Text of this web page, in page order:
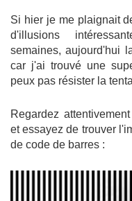
Si hier je me plaignait
d'illusions
semaines, aujourd'hui
car j'ai trouvé une
peux pas résister la
Regardez
et essayez de trouver
de code de barres :